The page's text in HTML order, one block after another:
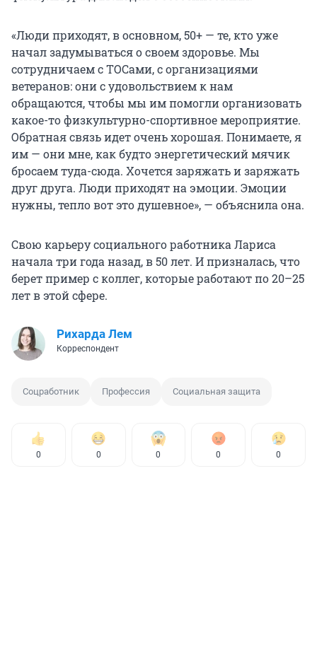
«Люди приходят, в основном, 50+ — те, кто уже
начал задумываться о своем здоровье. Мы
сотрудничаем с ТОСами, с организациями
ветеранов: они с удовольствием к нам
обращаются, чтобы мы им помогли организовать
какое-то физкультурно-спортивное мероприятие.
Обратная связь идет очень хорошая. Понимаете, я
им — они мне, как будто энергетический мячик
бросаем туда-сюда. Хочется заряжать и заряжать
друг друга. Люди приходят на эмоции. Эмоции
нужны, тепло вот это душевное», — объяснила она.
Свою карьеру социального работника Лариса
начала три года назад, в 50 лет. И призналась, что
берет пример с коллег, которые работают по 20–25
лет в этой сфере.
Рихарда Лем
Корреспондент
Соцработник Профессия Социальная защита
0 0 0 0 0